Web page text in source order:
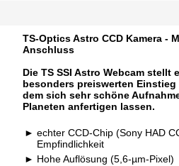
TS-Optics Astro CCD Kamera -
Anschluss
Die TS SSI Astro Webcam stellt
besonders preiswerten
dem sich sehr schöne
Planeten anfertigen lassen.
echter CCD-Chip (Sony HAD
Empfindlichkeit
Hohe Auflösung (5,6-µm-Pixel)